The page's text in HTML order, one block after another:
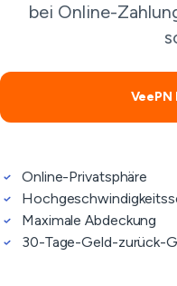
bei Online-
Online-Privatsphäre
Maximale Abdeckung
30-Tage-Geld-zurück-